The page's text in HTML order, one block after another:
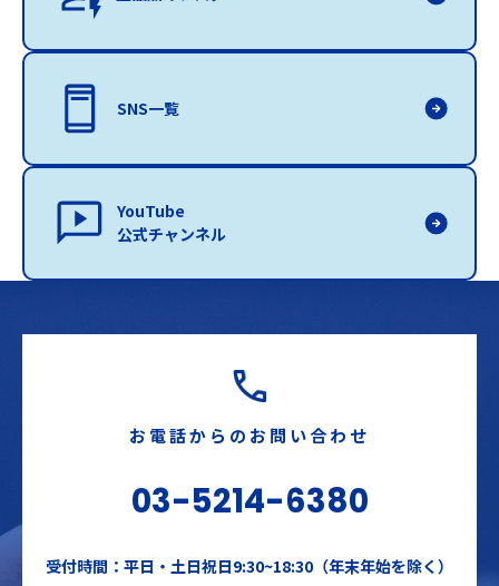
SNS一覧
YouTube
公式チャンネル
お電話からのお問い合わせ
03-5214-6380
受付時間：平日・土日祝日9:30~18:30（年末年始を除く）